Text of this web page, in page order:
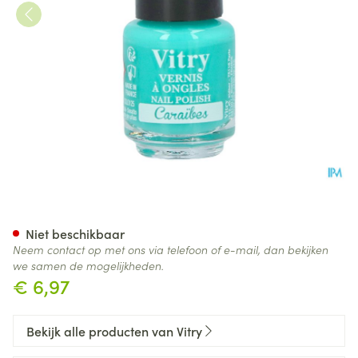
€ 6,97
Niet beschikbaar
Neem contact op met ons via telefoon of e-mail, dan bekijken
we samen de mogelijkheden.
Bekijk alle producten van Vitry